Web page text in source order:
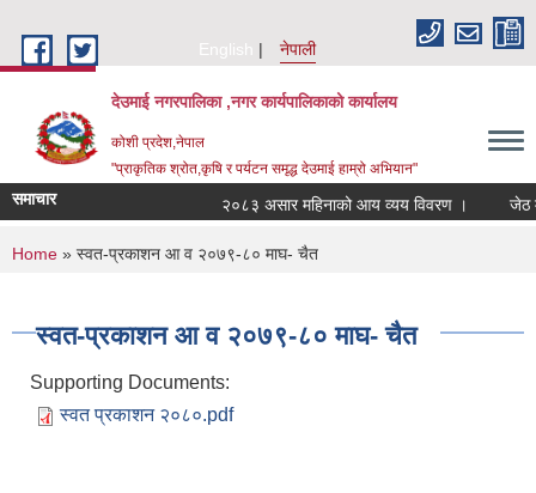
English
नेपाली
देउमाई नगरपालिका ,नगर कार्यपालिकाको कार्यालय
कोशी प्रदेश,नेपाल
"प्राकृतिक श्रोत,कृषि र पर्यटन समृद्ध देउमाई हाम्रो अभियान"
समाचार २०८३ असार महिनाको आय व्यय विवरण । जेठ
You are here
Home » स्वत-प्रकाशन आ व २०७९-८० माघ- चैत
स्वत-प्रकाशन आ व २०७९-८० माघ- चैत
Supporting Documents:
स्वत प्रकाशन २०८०.pdf